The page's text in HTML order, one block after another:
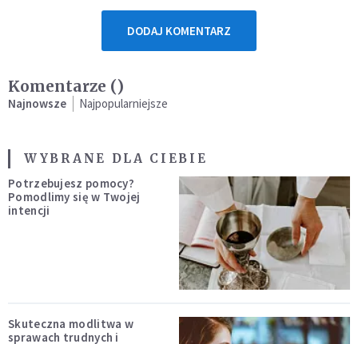
DODAJ KOMENTARZ
Komentarze ()
Najnowsze Najpopularniejsze
WYBRANE DLA CIEBIE
Potrzebujesz pomocy?
Pomodlimy się w Twojej
intencji
Skuteczna modlitwa w
sprawach trudnych i